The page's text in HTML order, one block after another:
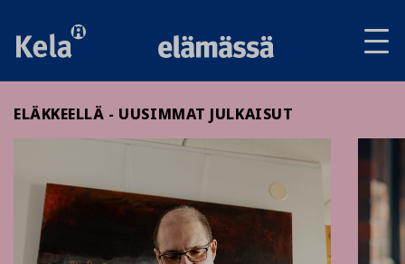
ELÄKKEELLÄ - UUSIMMAT JULKAISUT